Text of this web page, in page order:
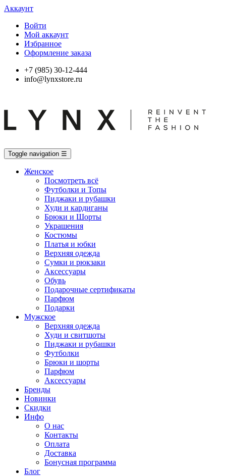
Аккаунт
Войти
Мой аккаунт
Избранное
Оформление заказа
+7 (985) 30-12-444
info@lynxstore.ru
Toggle navigation ☰
Женское
Посмотреть всё
Футболки и Топы
Пиджаки и рубашки
Худи и кардиганы
Брюки и Шорты
Украшения
Костюмы
Платья и юбки
Верхняя одежда
Сумки и рюкзаки
Аксессуары
Обувь
Подарочные сертификаты
Парфюм
Подарки
Мужское
Верхняя одежда
Худи и свитшоты
Пиджаки и рубашки
Футболки
Брюки и шорты
Парфюм
Аксессуары
Бренды
Новинки
Скидки
Инфо
О нас
Контакты
Оплата
Доставка
Бонусная программа
Блог